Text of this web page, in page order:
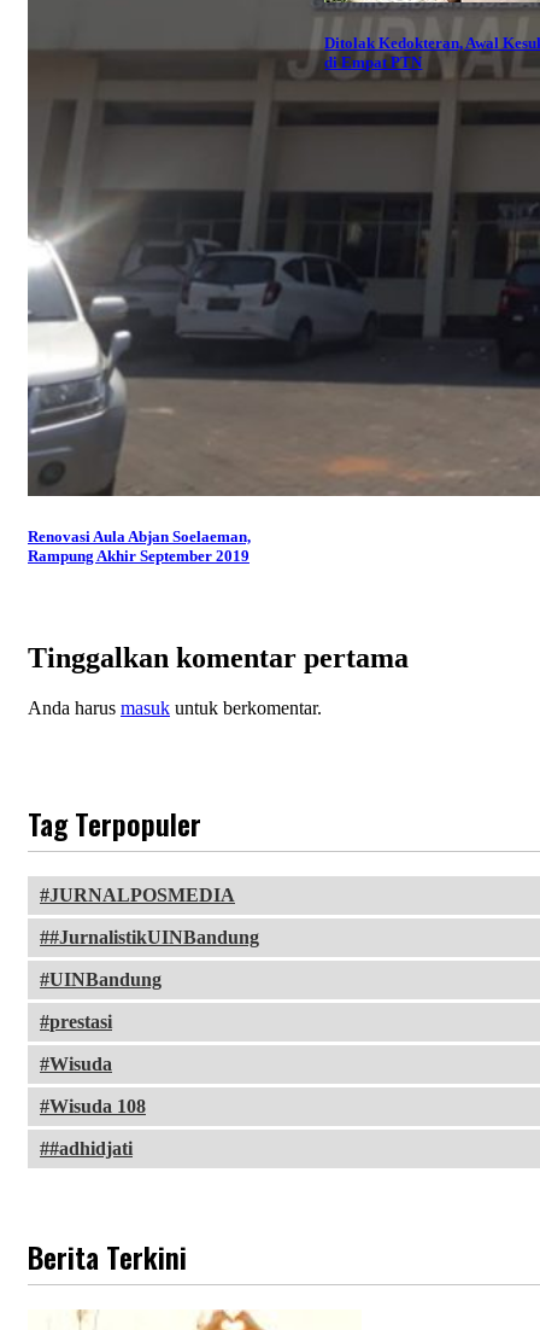
Renovasi Aula Abjan Soelaeman,
Rampung Akhir September 2019
Ditolak Kedokteran, Awal
di Empat PTN
Tinggalkan komentar pertama
Anda harus masuk untuk berkomentar.
Tag Terpopuler
JURNALPOSMEDIA
#JurnalistikUINBandung
UINBandung
prestasi
Wisuda
Wisuda 108
#adhidjati
Berita Terkini